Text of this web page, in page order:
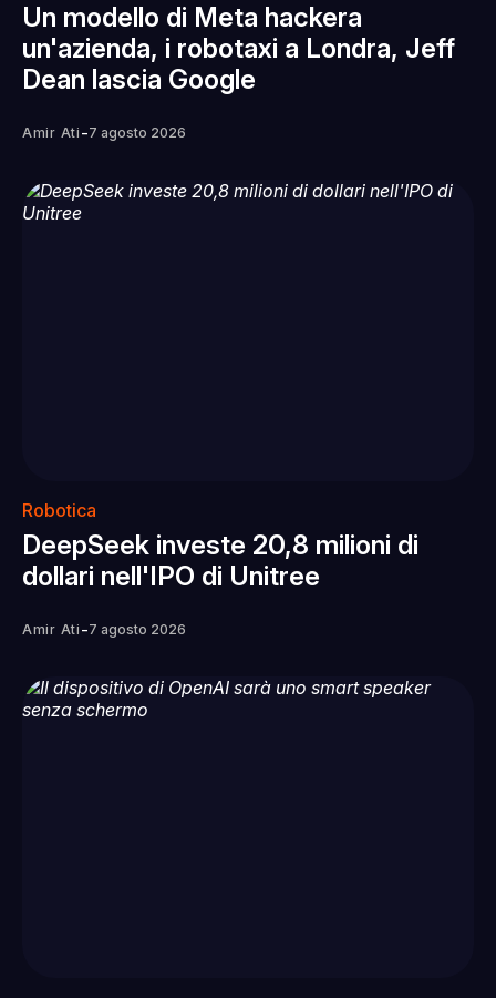
Un modello di Meta hackera
un'azienda, i robotaxi a Londra, Jeff
Dean lascia Google
Amir Ati -7 agosto 2026
Robotica
DeepSeek investe 20,8 milioni di
dollari nell'IPO di Unitree
Amir Ati -7 agosto 2026